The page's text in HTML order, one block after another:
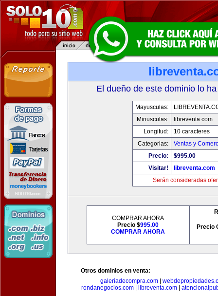
El dueño de este dominio lo
Mayusculas:
Minusculas:
libreventa.com
Longitud:
10 caracteres
Categorias:
Ventas y
Precio:
$995.00
Visitar!
libreventa.com
Serán consideradas
COMPRAR AHORA
Precio $995.00
COMPRAR AHORA
Precio
Otros dominios en venta:
galeriadecompra.com|
rondanegocios.com
libreventa.com